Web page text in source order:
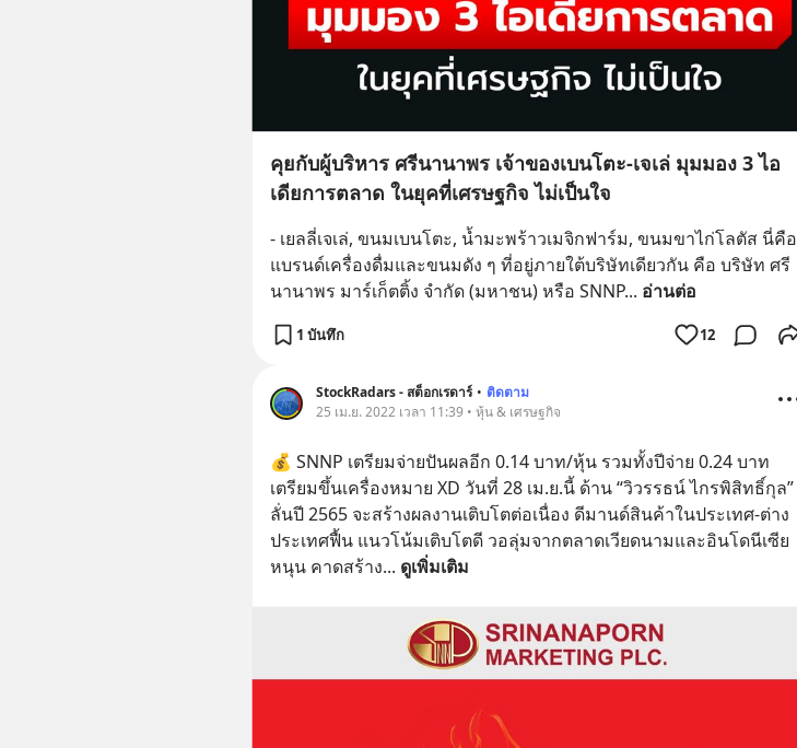
คุยกับผู้บริหาร ศรีนานาพร เจ้าของเบนโตะ-เจเล่ มุมมอง 3 ไอ
เดียการตลาด ในยุคที่เศรษฐกิจ ไม่เป็นใจ
- เยลลี่เจเล่, ขนมเบนโตะ, น้ำมะพร้าวเมจิกฟาร์ม, ขนมขาไก่โลตัส นี่คือ
แบรนด์เครื่องดื่มและขนมดัง ๆ ที่อยู่ภายใต้บริษัทเดียวกัน คือ บริษัท ศรี
นานาพร มาร์เก็ตติ้ง จำกัด (มหาชน) หรือ SNNP... อ่านต่อ
1 บันทึก 12
StockRadars - สต็อกเรดาร์ • ติดตาม
25 เม.ย. 2022 เวลา 11:39 • หุ้น & เศรษฐกิจ
💰 SNNP เตรียมจ่ายปันผลอีก 0.14 บาท/หุ้น รวมทั้งปีจ่าย 0.24 บาท
เตรียมขึ้นเครื่องหมาย XD วันที่ 28 เม.ย.นี้ ด้าน “วิวรรธน์ ไกรพิสิทธิ์กุล”
ลั่นปี 2565 จะสร้างผลงานเติบโตต่อเนื่อง ดีมานด์สินค้าในประเทศ-ต่าง
ประเทศฟื้น แนวโน้มเติบโตดี วอลุ่มจากตลาดเวียดนามและอินโดนีเซีย
หนุน คาดสร้าง... ดูเพิ่มเติม